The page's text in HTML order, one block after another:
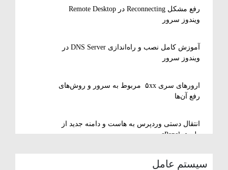
رفع مشکل Reconnecting در Remote Desktop
ویندوز سرور
آموزش کامل نصب و راه‌اندازی DNS Server در
ویندوز سرور
ارورهای سری ۵xx مربوط به سرور و روش‌های
رفع آن‌ها
انتقال دستی وردپرس به هاست و دامنه جدید از
طریق cPanel
سیستم عامل